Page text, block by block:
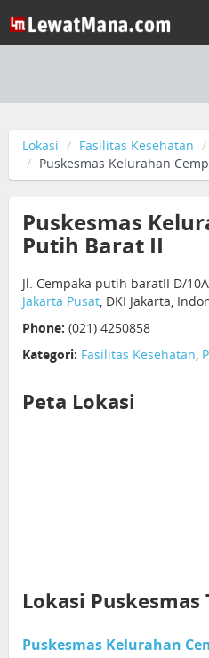
Lokasi Fasilitas Kesehatan
Puskesmas Kelurahan
Puskesmas
Putih Barat II
Jl. Cempaka putih baratII D/10A
Jakarta Pusat, DKI Jakarta,
Phone: (021) 4250858
Kategori: Fasilitas Kesehatan,
Peta Lokasi
Lokasi
Puskesmas Kelurahan